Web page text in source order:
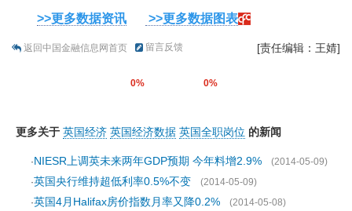
>>更多数据资讯 >>更多数据图表
返回中国金融信息网首页 留言反馈 [责任编辑：王婧]
0% 0%
更多关于 英国经济 英国经济数据 英国全职岗位 的新闻
·NIESR上调英未来两年GDP预期 今年料增2.9%
(2014-05-09)
·英国央行维持超低利率0.5%不变
(2014-05-09)
·英国4月Halifax房价指数月率又降0.2%
(2014-05-08)